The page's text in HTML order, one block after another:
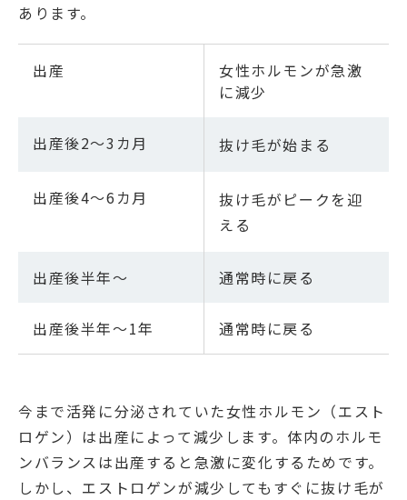
あります。
出産
女性ホルモンが急激
に減少
出産後2～3カ月 抜け毛が始まる
出産後4～6カ月
抜け毛がピークを迎
える
出産後半年～ 通常時に戻る
出産後半年～1年 通常時に戻る
今まで活発に分泌されていた女性ホルモン（エスト
ロゲン）は出産によって減少します。体内のホルモ
ンバランスは出産すると急激に変化するためです。
しかし、エストロゲンが減少してもすぐに抜け毛が